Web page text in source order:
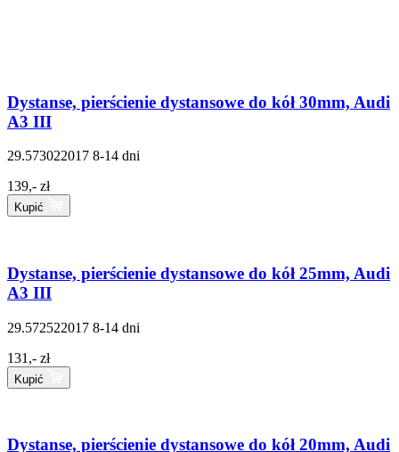
Dystanse, pierścienie dystansowe do kół 30mm, Audi
A3 III
29.573022017 8-14 dni
139,- zł
Kupić
Dystanse, pierścienie dystansowe do kół 25mm, Audi
A3 III
29.572522017 8-14 dni
131,- zł
Kupić
Dystanse, pierścienie dystansowe do kół 20mm, Audi